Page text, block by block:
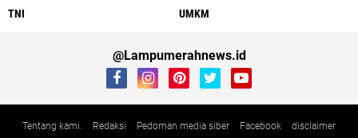
TNI
UMKM
@Lampumerahnews.id
Tentang kami. Redaksi Pedoman media siber Facebook disclaimer